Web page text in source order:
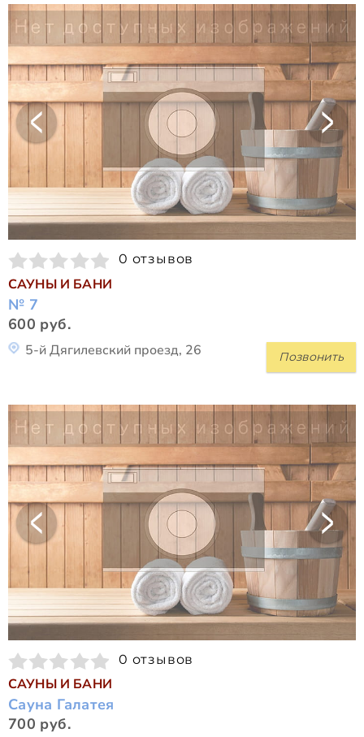
0 отзывов
САУНЫ И БАНИ
№ 7
600 руб.
Позвонить
5-й Дягилевский проезд, 26
0 отзывов
САУНЫ И БАНИ
Сауна Галатея
700 руб.